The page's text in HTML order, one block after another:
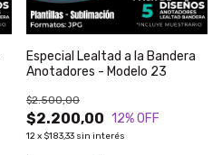
Especial Lealtad a la Bandera
Anotadores - Modelo 23
$2.200,00
$2.500,00
12% OFF
12x $183,33 sin interés